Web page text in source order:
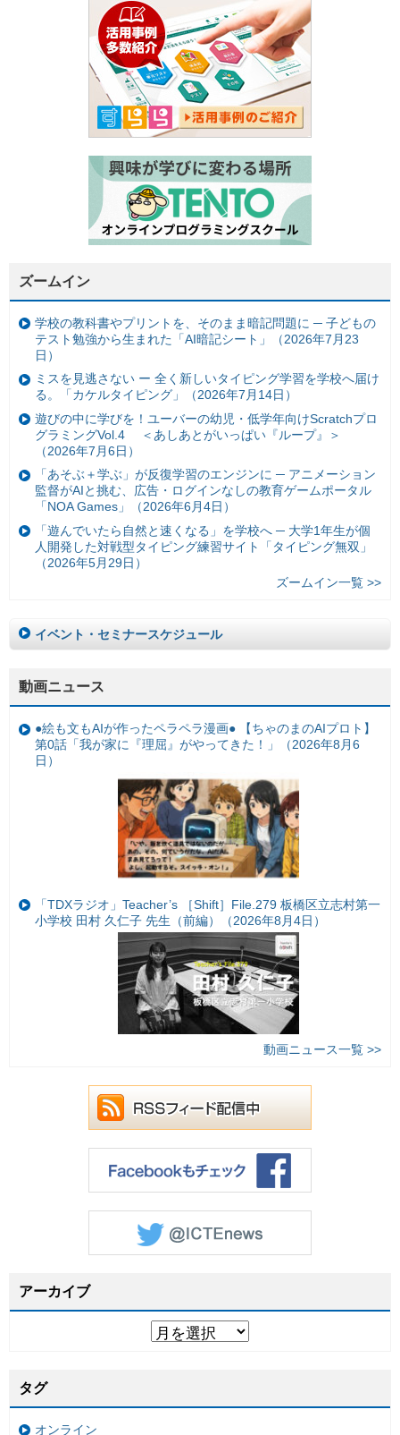
ズームイン
学校の教科書やプリントを、そのまま暗記問題に ─ 子どもの
テスト勉強から生まれた「AI暗記シート」（2026年7月23
日）
ミスを見逃さない ー 全く新しいタイピング学習を学校へ届け
る。「カケルタイピング」（2026年7月14日）
遊びの中に学びを！ユーバーの幼児・低学年向けScratchプロ
グラミングVol.4 ＜あしあとがいっぱい『ループ』＞
（2026年7月6日）
「あそぶ＋学ぶ」が反復学習のエンジンに ─ アニメーション
監督がAIと挑む、広告・ログインなしの教育ゲームポータル
「NOA Games」（2026年6月4日）
「遊んでいたら自然と速くなる」を学校へ ─ 大学1年生が個
人開発した対戦型タイピング練習サイト「タイピング無双」
（2026年5月29日）
ズームイン一覧 >>
イベント・セミナースケジュール
動画ニュース
●絵も文もAIが作ったペラペラ漫画● 【ちゃのまのAIプロト】
第0話「我が家に『理屈』がやってきた！」（2026年8月6
日）
「TDXラジオ」Teacher’s ［Shift］File.279 板橋区立志村第一
小学校 田村 久仁子 先生（前編）（2026年8月4日）
動画ニュース一覧 >>
アーカイブ
タグ
オンライン